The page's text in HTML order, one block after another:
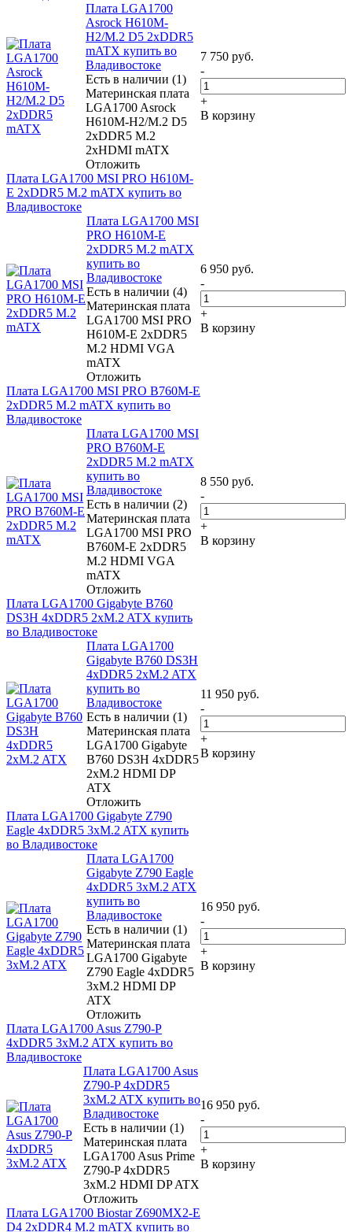
Плата LGA1700
Asrock H610M-
H2/M.2 D5 2xDDR5
mATX купить во
Владивостоке
Есть в наличии (1)
Материнская плата
LGA1700 Asrock
H610M-H2/M.2 D5
2xDDR5 M.2
2xHDMI mATX
Отложить
7 750 руб.
-
+
В корзину
Плата LGA1700 MSI PRO H610M-
E 2xDDR5 M.2 mATX купить во
Владивостоке
Плата LGA1700 MSI
PRO H610M-E
2xDDR5 M.2 mATX
купить во
Владивостоке
Есть в наличии (4)
Материнская плата
LGA1700 MSI PRO
H610M-E 2xDDR5
M.2 HDMI VGA
mATX
Отложить
6 950 руб.
-
+
В корзину
Плата LGA1700 MSI PRO B760M-E
2xDDR5 M.2 mATX купить во
Владивостоке
Плата LGA1700 MSI
PRO B760M-E
2xDDR5 M.2 mATX
купить во
Владивостоке
Есть в наличии (2)
Материнская плата
LGA1700 MSI PRO
B760M-E 2xDDR5
M.2 HDMI VGA
mATX
Отложить
8 550 руб.
-
+
В корзину
Плата LGA1700 Gigabyte B760
DS3H 4xDDR5 2xM.2 ATX купить
во Владивостоке
Плата LGA1700
Gigabyte B760 DS3H
4xDDR5 2xM.2 ATX
купить во
Владивостоке
Есть в наличии (1)
Материнская плата
LGA1700 Gigabyte
B760 DS3H 4xDDR5
2xM.2 HDMI DP
ATX
Отложить
11 950 руб.
-
+
В корзину
Плата LGA1700 Gigabyte Z790
Eagle 4xDDR5 3xM.2 ATX купить
во Владивостоке
Плата LGA1700
Gigabyte Z790 Eagle
4xDDR5 3xM.2 ATX
купить во
Владивостоке
Есть в наличии (1)
Материнская плата
LGA1700 Gigabyte
Z790 Eagle 4xDDR5
3xM.2 HDMI DP
ATX
Отложить
16 950 руб.
-
+
В корзину
Плата LGA1700 Asus Z790-P
4xDDR5 3xM.2 ATX купить во
Владивостоке
Плата LGA1700 Asus
Z790-P 4xDDR5
3xM.2 ATX купить во
Владивостоке
Есть в наличии (1)
Материнская плата
LGA1700 Asus Prime
Z790-P 4xDDR5
3xM.2 HDMI DP ATX
Отложить
16 950 руб.
-
+
В корзину
Плата LGA1700 Biostar Z690MX2-E
D4 2xDDR4 M.2 mATX купить во